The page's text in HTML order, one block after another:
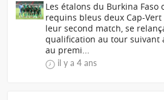
Les étalons du Burkina Faso
requins bleus deux Cap-
leur second match, se
qualification au tour suivant
au premi...
il y a 4 ans